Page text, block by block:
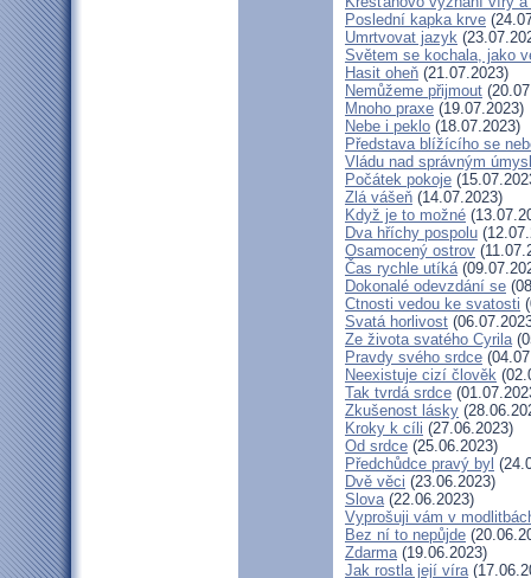
Poslední kapka krve
Umrtvovat jazyk
Světem se kochala, jako
Hasit oheň (21.07.2023)
Nemůžeme přijmout
Mnoho praxe (19.07.2023)
Nebe i peklo (18.07.2023)
Představa blížícího se
Vládu nad správným
Počátek pokoje
Zlá vášeň (14.07.2023)
Když je to možné
Dva hříchy pospolu
Osamocený ostrov
Čas rychle utíká
Dokonalé odevzdání se
Ctnosti vedou ke svatosti
Svatá horlivost
Ze života svatého Cyrila
Pravdy svého srdce
Neexistuje cizí člověk
Tak tvrdá srdce
Zkušenost lásky
Kroky k cíli (27.06.2023)
Od srdce (25.06.2023)
Předchůdce pravý byl
Dvě věci (23.06.2023)
Slova(22.06.2023)
Vyprošuji vám v
Bez ní to nepůjde
Zdarma(19.06.2023)
Jak rostla její víra